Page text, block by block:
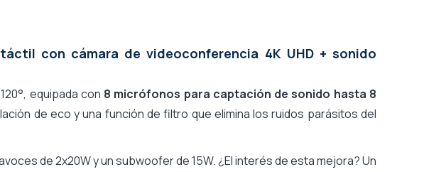
con cámara de videoconferencia 4K UHD + sonido
equipada con 8 micrófonos para captación de sonido hasta 8
de eco y una función de filtro que elimina los ruidos parásitos del
de 2x20W y un subwoofer de 15W. ¿El interés de esta mejora? Un